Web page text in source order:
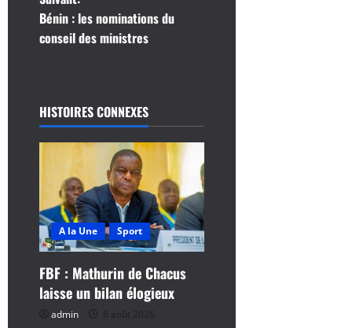
g
t
i
o
n
d
’
a
Bénin : les nominations du
conseil des ministres
HISTOIRES CONNEXES
A la Une Sport
FBF : Mathurin de Chacus
laisse un bilan élogieux
admin 6 août 2026